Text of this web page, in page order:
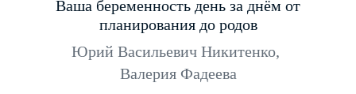
Ваша беременность день за днём от
планирования до родов
Юрий Васильевич Никитенко,
Валерия Фадеева